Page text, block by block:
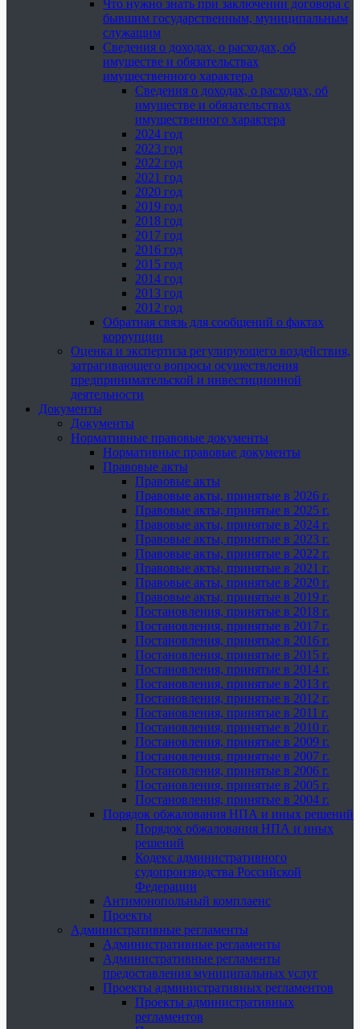
Что нужно знать при заключении договора с
бывшим государственным, муниципальным
служащим
Сведения о доходах, о расходах, об
имуществе и обязательствах
имущественного характера
Сведения о доходах, о расходах, об
имуществе и обязательствах
имущественного характера
2024 год
2023 год
2022 год
2021 год
2020 год
2019 год
2018 год
2017 год
2016 год
2015 год
2014 год
2013 год
2012 год
Обратная связь для сообщений о фактах
коррупции
Оценка и экспертиза регулирующего воздействия,
затрагивающего вопросы осуществления
предпринимательской и инвестиционной
деятельности
Документы
Документы
Нормативные правовые документы
Нормативные правовые документы
Правовые акты
Правовые акты
Правовые акты, принятые в 2026 г.
Правовые акты, принятые в 2025 г.
Правовые акты, принятые в 2024 г.
Правовые акты, принятые в 2023 г.
Правовые акты, принятые в 2022 г.
Правовые акты, принятые в 2021 г.
Правовые акты, принятые в 2020 г.
Правовые акты, принятые в 2019 г.
Постановления, принятые в 2018 г.
Постановления, принятые в 2017 г.
Постановления, принятые в 2016 г.
Постановления, принятые в 2015 г.
Постановления, принятые в 2014 г.
Постановления, принятые в 2013 г.
Постановления, принятые в 2012 г.
Постановления, принятые в 2011 г.
Постановления, принятые в 2010 г.
Постановления, принятые в 2009 г.
Постановления, принятые в 2007 г.
Постановления, принятые в 2006 г.
Постановления, принятые в 2005 г.
Постановления, принятые в 2004 г.
Порядок обжалования НПА и иных решений
Порядок обжалования НПА и иных
решений
Кодекс административного
судопроизводства Российской
Федерации
Антимонопольный комплаенс
Проекты
Административные регламенты
Административные регламенты
Административные регламенты
предоставления муниципальных услуг
Проекты административных регламентов
Проекты административных
регламентов